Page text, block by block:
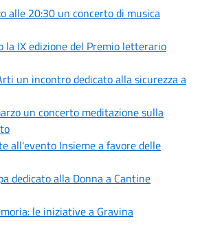
alle 20:30 un concerto di musica
la IX edizione del Premio letterario
un incontro dedicato alla sicurezza a
un concerto meditazione sulla
all'evento Insieme a favore delle
dedicato alla Donna a Cantine
le iniziative a Gravina